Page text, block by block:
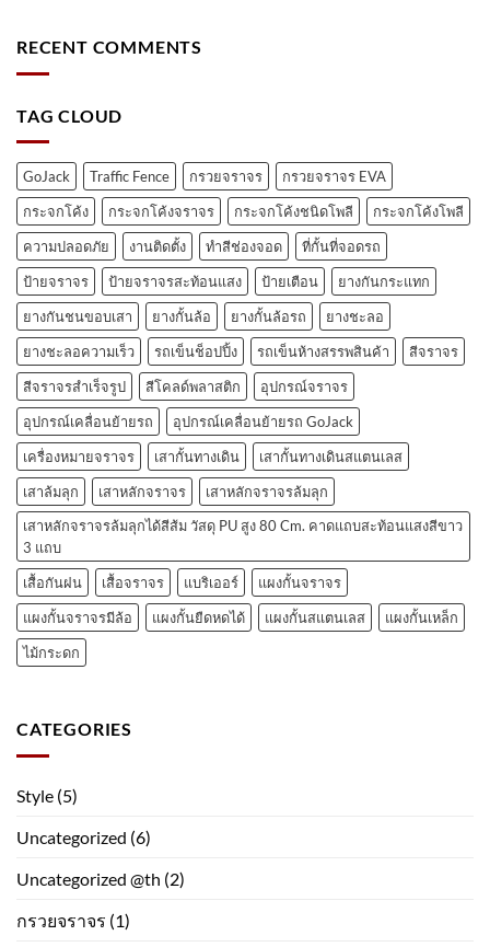
RECENT COMMENTS
TAG CLOUD
GoJack Traffic Fence กรวยจราจร
กรวยจราจร EVA
กระจกโค้ง
กระจกโค้งจราจร กระจกโค้งชนิดโพลี
กระจกโค้งโพลี
ความปลอดภัย
งานติดตั้ง ทำสีช่องจอด
ที่กั้นที่จอดรถ
ป้ายจราจร
ป้ายจราจรสะท้อนแสง ป้ายเตือน
ยางกันกระแทก
ยางกันชนขอบเสา
ยางกั้นล้อ ยางกั้นล้อรถ
ยางชะลอ
ยางชะลอความเร็ว
รถเข็นช็อปปิ้ง รถเข็นห้างสรรพสินค้า
สีจราจร
สีจราจรสำเร็จรูป
สีโคลด์พลาสติก
อุปกรณ์จราจร
อุปกรณ์เคลื่อนย้ายรถ
อุปกรณ์เคลื่อนย้ายรถ GoJack
เครื่องหมายจราจร
เสากั้นทางเดิน
เสากั้นทางเดินสแตนเลส
เสาล้มลุก
เสาหลักจราจร
เสาหลักจราจรล้มลุก
เสาหลักจราจรล้มลุกได้สีส้ม วัสดุ PU สูง 80 Cm. คาดแถบสะท้อนแสงสีขาว
3 แถบ
เสื้อกันฝน
เสื้อจราจร แบริเออร์
แผงกั้นจราจร
แผงกั้นจราจรมีล้อ
แผงกั้นยืดหดได้ แผงกั้นสแตนเลส
แผงกั้นเหล็ก
ไม้กระดก
CATEGORIES
Style (5)
Uncategorized (6)
Uncategorized @th (2)
กรวยจราจร (1)